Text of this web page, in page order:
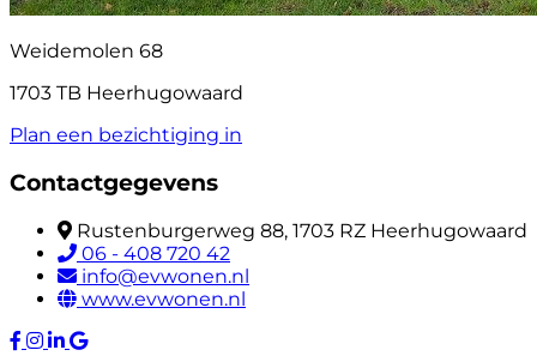
Weidemolen 68
1703 TB Heerhugowaard
Plan een bezichtiging in
Contactgegevens
Rustenburgerweg 88, 1703 RZ Heerhugowaard
06 - 408 720 42
info@evwonen.nl
www.evwonen.nl